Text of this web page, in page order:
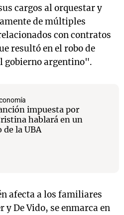
cargos al orquestar y
de múltiples
con contratos
resultó en el robo de
gobierno argentino".
impuesta por
hablará en un
de la UBA
afecta a los familiares
De Vido, se enmarca en